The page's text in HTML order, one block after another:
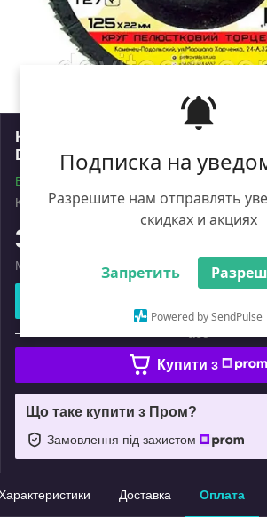
Подписка на
Разрешите нам отправлять
скидках и акциях
Запретить
Powered by SendPulse
Круг пелюстковий торцевий
D125 d22.2 електрокорунд Р36
В наявності
Код: ik_2032529
Роздріб
35
Мінімальна сума замовлення на сайті —
Купити з
Що таке купити з Пром?
Замовлення під захистом
Доставка Оплата